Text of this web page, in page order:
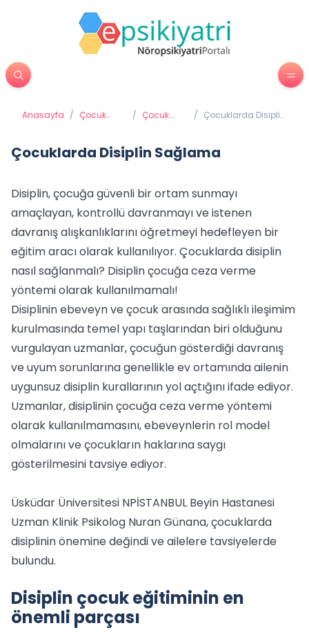
Anasayfa / Çocuk
/ Çocuk
/ Çocuklarda Disiplin
Çocuklarda Disiplin Sağlama
Disiplin, çocuğa güvenli bir ortam sunmayı
amaçlayan, kontrollü davranmayı ve istenen
davranış alışkanlıklarını öğretmeyi hedefleyen bir
eğitim aracı olarak kullanılıyor. Çocuklarda disiplin
nasıl sağlanmalı? Disiplin çocuğa ceza verme
yöntemi olarak kullanılmamalı!
Disiplinin ebeveyn ve çocuk arasında sağlıklı ileşimim
kurulmasında temel yapı taşlarından biri olduğunu
vurgulayan uzmanlar, çocuğun gösterdiği davranış
ve uyum sorunlarına genellikle ev ortamında ailenin
uygunsuz disiplin kurallarının yol açtığını ifade ediyor.
Uzmanlar, disiplinin çocuğa ceza verme yöntemi
olarak kullanılmamasını, ebeveynlerin rol model
olmalarını ve çocukların haklarına saygı
gösterilmesini tavsiye ediyor.
Üsküdar Üniversitesi NPİSTANBUL Beyin Hastanesi
Uzman Klinik Psikolog Nuran Günana, çocuklarda
disiplinin önemine değindi ve ailelere tavsiyelerde
bulundu.
Disiplin çocuk eğitiminin en
önemli parçası